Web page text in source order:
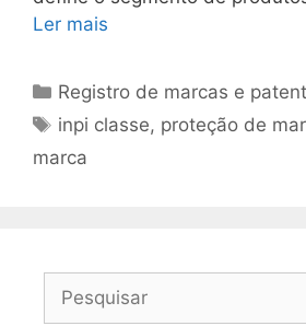
Ler mais
Categorias
Registro de marcas e
Tags
inpi classe, proteção de
marca
Pesquisar